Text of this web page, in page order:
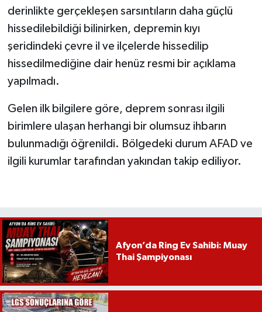
derinlikte gerçekleşen sarsıntıların daha güçlü
hissedilebildiği bilinirken, depremin kıyı
şeridindeki çevre il ve ilçelerde hissedilip
hissedilmediğine dair henüz resmi bir açıklama
yapılmadı.
Gelen ilk bilgilere göre, deprem sonrası ilgili
birimlere ulaşan herhangi bir olumsuz ihbarın
bulunmadığı öğrenildi. Bölgedeki durum AFAD ve
ilgili kurumlar tarafından yakından takip ediliyor.
Afyon’da Ring Ev Sahibi: Muay
Thai Şampiyonası